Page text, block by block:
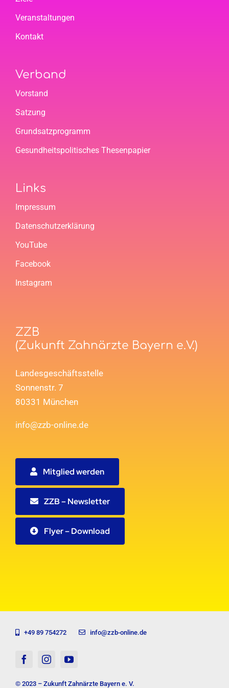
Veranstaltungen
Kontakt
Verband
Vorstand
Satzung
Grundsatzprogramm
Gesundheitspolitisches Thesenpapier
Links
Impressum
Datenschutzerklärung
YouTube
Facebook
Instagram
ZZB
(Zukunft Zahnärzte Bayern e.V.)
Landesgeschäftsstelle
Sonnenstr. 7
80331 München
info@zzb-online.de
Mitglied werden
ZZB – Newsletter
Flyer – Download
+49 89 754272 info@zzb-online.de
© 2023 – Zukunft Zahnärzte Bayern e. V.